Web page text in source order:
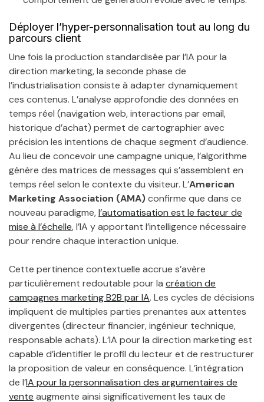
Déployer l’hyper-personnalisation tout au long du
parcours client
Une fois la production standardisée par l’IA pour la
direction marketing, la seconde phase de
l’industrialisation consiste à adapter dynamiquement
ces contenus. L’analyse approfondie des données en
temps réel (navigation web, interactions par email,
historique d’achat) permet de cartographier avec
précision les intentions de chaque segment d’audience.
Au lieu de concevoir une campagne unique, l’algorithme
génère des matrices de messages qui s’assemblent en
temps réel selon le contexte du visiteur. L’American
Marketing Association (AMA)confirme que dans ce
nouveau paradigme,l’automatisation est le facteur de
mise à l’échelle, l’IA y apportant l’intelligence nécessaire
pour rendre chaque interaction unique.
Cette pertinence contextuelle accrue s’avère
particulièrement redoutable pour la création de
campagnes marketing B2B par IA. Les cycles de décisions
impliquent de multiples parties prenantes aux attentes
divergentes (directeur financier, ingénieur technique,
responsable achats). L’IA pour la direction marketing est
capable d’identifier le profil du lecteur et de restructurer
la proposition de valeur en conséquence. L’intégration
de l’IA pour la personnalisation des argumentaires de
vente augmente ainsi significativement les taux de